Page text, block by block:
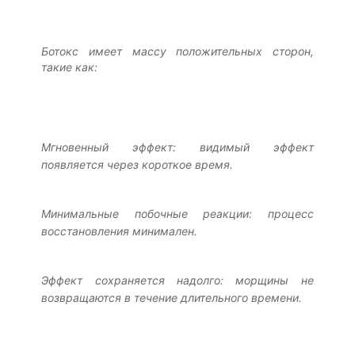
Ботокс имеет массу положительных сторон,
такие как:
Мгновенный эффект: видимый эффект
появляется через короткое время.
Минимальные побочные реакции: процесс
восстановления минимален.
Эффект сохраняется надолго: морщины не
возвращаются в течение длительного времени.